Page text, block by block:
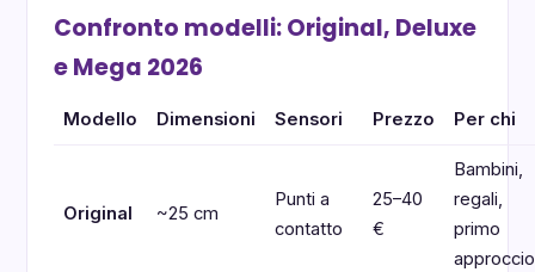
Confronto modelli: Original, Deluxe
e Mega 2026
Modello Dimensioni Sensori Prezzo Per chi
Original ~25 cm
Punti a
contatto
25–40
€
Bambini,
regali,
primo
approccio